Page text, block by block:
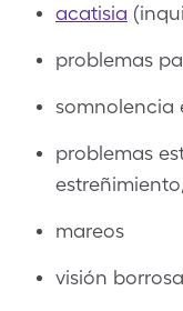
acatisia
problemas
somnolencia
problemas
mareos
visión borrosa